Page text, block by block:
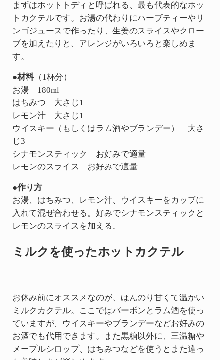
まずはホットトディと呼ばれる、最も代表的なホッ
トカクテルです。お湯の代わりにハーブティーやリ
ンゴジュースで作ったり、生姜のスライスやクロー
ブを加えたりと、アレンジがいろいろと楽しめま
す。
●材料（1杯分）
お湯 180ml
はちみつ 大さじ1
レモン汁 大さじ1
ウイスキー（もしくはラム酒やブランデー） 大さ
じ3
シナモンスティック お好みで適量
レモンのスライス お好みで適量
●作り方
お湯、はちみつ、レモン汁、ウイスキーをカップに
入れて混ぜ合わせる。好みでシナモンスティックと
レモンのスライスを加える。
ミルクを使ったホットカクテル
お休み前にオススメなのが、ほんのり甘くて温かい
ミルクカクテル。ここではバーボンとラム酒を使っ
ていますが、ウイスキーやブランデーなどお好みの
お酒でも代用できます。また黒糖以外に、三温糖や
メープルシロップ、はちみつなどを使うとまた違っ